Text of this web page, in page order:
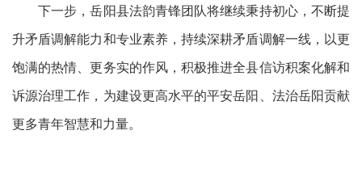
下一步，岳阳县法韵青锋团队将继续秉持初心，不断提
升矛盾调解能力和专业素养，持续深耕矛盾调解一线，以更
饱满的热情、更务实的作风，积极推进全县信访积案化解和
诉源治理工作，为建设更高水平的平安岳阳、法治岳阳贡献
更多青年智慧和力量。